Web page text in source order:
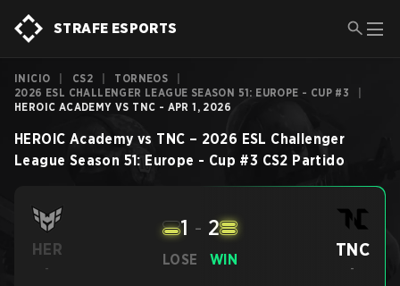
STRAFE ESPORTS
INICIO CS2 TORNEOS
2026 ESL CHALLENGER LEAGUE SEASON 51: EUROPE - CUP #3
HEROIC ACADEMY VS TNC - APR 1, 2026
HEROIC Academy vs TNC – 2026 ESL Challenger
League Season 51: Europe - Cup #3 CS2 Partido
HER
-
LOSE
1 - 2
WIN TNC
-